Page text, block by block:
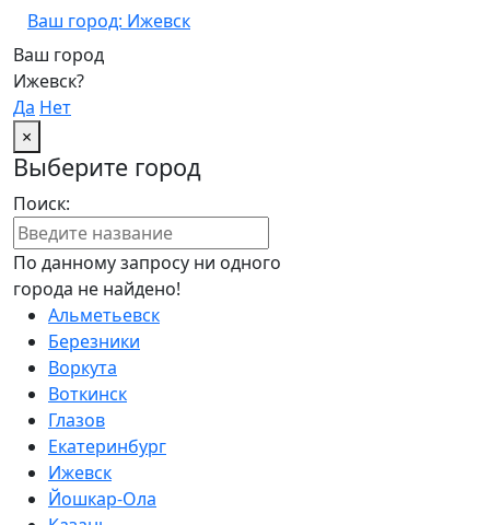
Ваш город: Ижевск
Ваш город
Ижевск?
Да Нет
×
Выберите город
Поиск:
По данному запросу ни одного
города не найдено!
Альметьевск
Березники
Воркута
Воткинск
Глазов
Екатеринбург
Ижевск
Йошкар-Ола